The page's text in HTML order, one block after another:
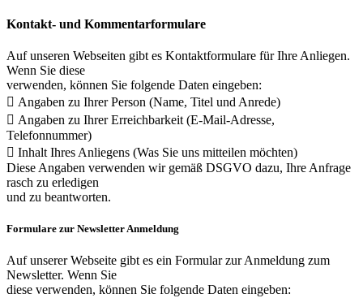
Kontakt- und Kommentarformulare
Auf unseren Webseiten gibt es Kontaktformulare für Ihre Anliegen.
Wenn Sie diese
verwenden, können Sie folgende Daten eingeben:
 Angaben zu Ihrer Person (Name, Titel und Anrede)
 Angaben zu Ihrer Erreichbarkeit (E-Mail-Adresse,
Telefonnummer)
 Inhalt Ihres Anliegens (Was Sie uns mitteilen möchten)
Diese Angaben verwenden wir gemäß DSGVO dazu, Ihre Anfrage
rasch zu erledigen
und zu beantworten.
Formulare zur Newsletter Anmeldung
Auf unserer Webseite gibt es ein Formular zur Anmeldung zum
Newsletter. Wenn Sie
diese verwenden, können Sie folgende Daten eingeben: